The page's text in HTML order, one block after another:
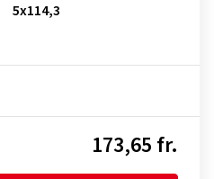
5x114,3
173,65 fr.